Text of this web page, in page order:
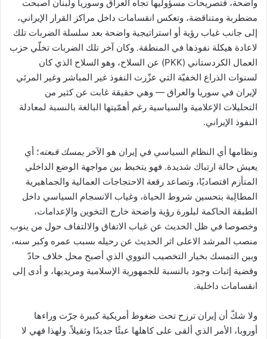
واضحة، فتصريحات مسؤوليها تجاه العراق وسوريا ولبنان أصبحت
مضطربة ومتناقضة، وتعكس انقسامات داخل مراكز القرار الإيراني،
إلى جانب غياب رؤية أو استراتيجية واضحة بعد سلسلة الضربات تلك
لاعادة هيكلة نفوذها في المنطقة. وكان آخر تلك الضربات تخلّي حزب
العمال الكردستاني (PKK) عن السلاح، وهو السلاح الذي كان
لسنوات الذراع الخفيّة التي عزّزت النفوذ غير المباشر وغير المرئي
لإيران في سوريا والعراق — وهي حقيقة غابت عن كثير من
التحليلات الإعلامية والسياسية رغم أهمّيتها البالغة بالنسبة لمعادلة
النفوذ الإيراني.
ونظامها أي النظام السياسي في إيران هو الآخر يمسك قبعته؛ أي
يعيش حالة ارتباك شديدة. فهو يتخبط بين مواجهة الوضع الداخلي
المتأزم اقتصاديًا، وتصاعد رقعة الاحتجاجات العمالية والجماهيرية
المطالِبة بتحسين شروط الحياة، وغياب الانسجام السياسي داخل
الطبقة الحاكمة لبلورة رؤية واضحة خارج التخوين والإعدامات،
وخصوصا في ظل الحديث عن غياب الاتفاق والالتفاف حول من ينوب
منصب المرشد الاعلى اثر الحديث عن رحيله بسبب عمره وكبر سنه،
وبين التمسك بخيار التخصيب النووي الذي أصبح محل خلاف حادّ
وقضية إثبات وجود بالنسبة للجمهورية الإسلامية ومريديها، و أدى إلى
انقسامات داخلية.
ولا شكّ أن إيران ترزح تحت ضغوط أمريكية كبيرة جرّت وراءها
أوروبا، الأمر الذي ألقى على كاهلها عبئًا جديدًا وثقيلاً. ولهذا فهي لا